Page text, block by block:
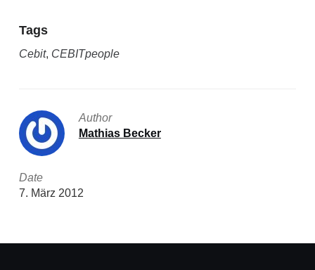
Tags
Cebit, CEBITpeople
Author
Mathias Becker
Date
7. März 2012